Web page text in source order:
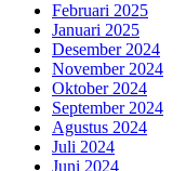
Februari 2025
Januari 2025
Desember 2024
November 2024
Oktober 2024
September 2024
Agustus 2024
Juli 2024
Juni 2024